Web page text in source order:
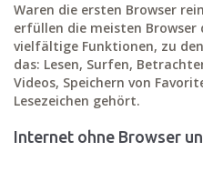
Waren die ersten Browser
erfüllen die meisten Browser
vielfältige Funktionen, zu
das: Lesen, Surfen,
Videos, Speichern von
Lesezeichen gehört.
Internet ohne Browser